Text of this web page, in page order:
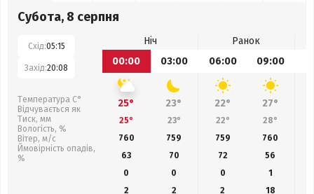
Субота, 8 серпня
Схід:05:15
Захід:20:08
Температура С°
Відчувається як
Тиск, мм
Вологість, %
Вітер, м/с
Ймовірність опадів,
%
Ніч
Ранок
00:00
03:00 06:00 09:00
25° 23° 22° 27°
25° 23° 22° 28°
760
759 759 760
63
70 72
56
0
0 0
1
2
2 2 18